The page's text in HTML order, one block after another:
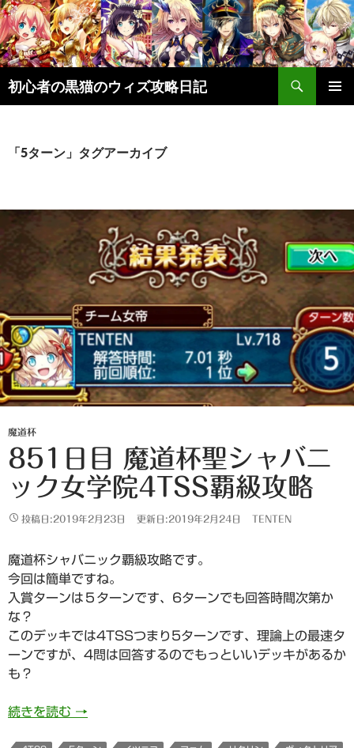
初心者の黒猫のウィズ攻略日記
検
索
ン
キ
プ
「5ターン」タグアーカイブ
魔道杯
851日目 魔道杯聖シャバニ
ック女学院4TSS覇級攻略
投稿日:2019年2月23日 更新日:2019年2月24日 TENTEN
魔道杯シャバニック覇級攻略です。
今回は簡単ですね。
入賞ターンは５ターンです、6ターンでも回答時間次第か
な？
このデッキでは4TSSつまり5ターンです、理論上の最速タ
ーンですが、4問は回答するのでもっといいデッキがあるか
も？
続きを読む 851日目 魔道杯聖シャバニック女学院4TSS覇
→